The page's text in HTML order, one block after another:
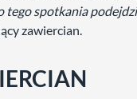
tego spotkania
zawiercian.